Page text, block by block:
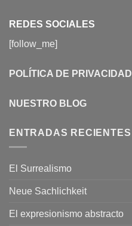
REDES SOCIALES
[follow_me]
POLÍTICA DE PRIVACIDAD
NUESTRO BLOG
ENTRADAS RECIENTES
El Surrealismo
Neue Sachlichkeit
El expresionismo abstracto